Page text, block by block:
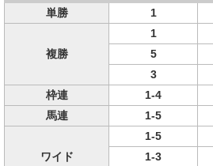
単勝 1
複勝
1
5
3
枠連
1-4
馬連
1-5
ワイド
1-5
1-3